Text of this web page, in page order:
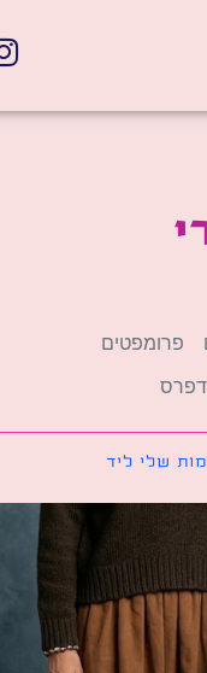
ליד